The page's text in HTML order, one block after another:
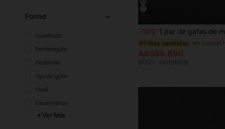
Forma
Cuadrado
Rectángulo
Redondo
Ojo de gato
Oval
Geométrico
Ver Más
20
-10% 1 par de gafas de moda Y2K negras ultra finas sin montura, adecuadas para la playa de verano, conducir y otras ocasiones, accesorio ideal para estilo casual de playa, estilo callejero, opción perfecta para
#1 Más vendidos
ARS$5.690
500+ vendidos